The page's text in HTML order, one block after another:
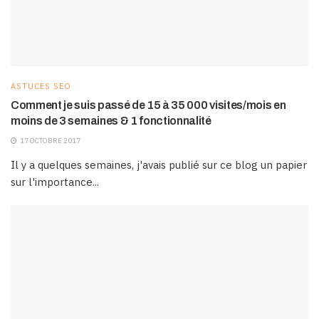
ASTUCES SEO
Comment je suis passé de 15 à 35 000 visites/mois en
moins de 3 semaines & 1 fonctionnalité
17 OCTOBRE 2017
Il y a quelques semaines, j'avais publié sur ce blog un papier
sur l'importance...